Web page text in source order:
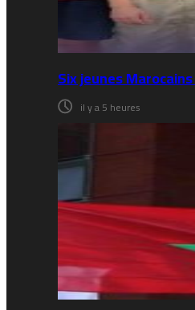
Six jeunes
il y a 5 heures